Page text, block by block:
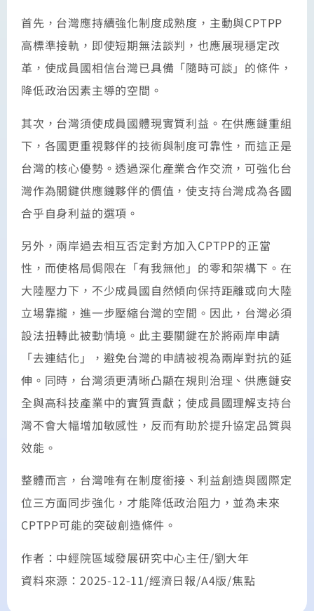
首先，台灣應持續強化制度成熟度，主動與CPTPP
高標準接軌，即使短期無法談判，也應展現穩定改
革，使成員國相信台灣已具備「隨時可談」的條件，
降低政治因素主導的空間。
其次，台灣須使成員國體現實質利益。在供應鏈重組
下，各國更重視夥伴的技術與制度可靠性，而這正是
台灣的核心優勢。透過深化產業合作交流，可強化台
灣作為關鍵供應鏈夥伴的價值，使支持台灣成為各國
合乎自身利益的選項。
另外，兩岸過去相互否定對方加入CPTPP的正當
性，而使格局侷限在「有我無他」的零和架構下。在
大陸壓力下，不少成員國自然傾向保持距離或向大陸
立場靠攏，進一步壓縮台灣的空間。因此，台灣必須
設法扭轉此被動情境。此主要關鍵在於將兩岸申請
「去連結化」，避免台灣的申請被視為兩岸對抗的延
伸。同時，台灣須更清晰凸顯在規則治理、供應鏈安
全與高科技產業中的實質貢獻；使成員國理解支持台
灣不會大幅增加敏感性，反而有助於提升協定品質與
效能。
整體而言，台灣唯有在制度銜接、利益創造與國際定
位三方面同步強化，才能降低政治阻力，並為未來
CPTPP可能的突破創造條件。
作者：中經院區域發展研究中心主任/劉大年
資料來源：2025-12-11/經濟日報/A4版/焦點